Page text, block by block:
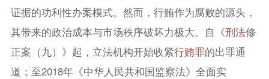
证据的功利性办案模式。然而，行贿作为腐败的源头，
其带来的政治成本与市场秩序破坏力极大。自《刑法修
正案（九）》起，立法机构开始收紧行贿罪的出罪通
道；至2018年《中华人民共和国监察法》全面实